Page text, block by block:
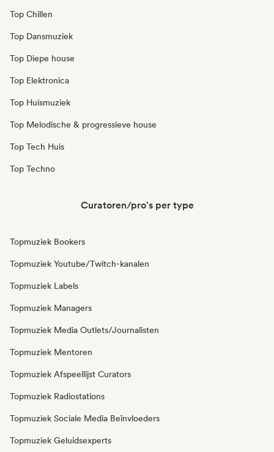
Top Chillen
Top Dansmuziek
Top Diepe house
Top Elektronica
Top Huismuziek
Top Melodische & progressieve house
Top Tech Huis
Top Techno
Curatoren/pro's per type
Topmuziek Bookers
Topmuziek Youtube/Twitch-kanalen
Topmuziek Labels
Topmuziek Managers
Topmuziek Media Outlets/Journalisten
Topmuziek Mentoren
Topmuziek Afspeellijst Curators
Topmuziek Radiostations
Topmuziek Sociale Media Beïnvloeders
Topmuziek Geluidsexperts